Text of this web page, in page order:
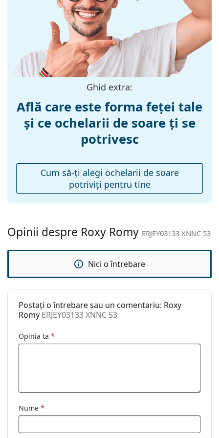
a găsi mai multe modele de la branduri populare.
Plastic
M
Lățimea ramei:
133 mm
140 mm
nazale:
Greutate:
125 g
Nu
Balama flexibilă:
Da
curățat:
Altele
Femei
Categorie:
Ochelari de soare
Brand:
Roxy
Utilizare:
Modă
Ghid extra:
Află care este forma feței tale
și ce ochelarii de soare ți se
potrivesc
Cum să-ţi alegi ochelarii de soare
potriviţi pentru tine
Opinii despre Roxy Romy ERJEY03133 XNNC 53
Nici o întrebare
Postați o întrebare sau un comentariu: Roxy
Romy ERJEY03133 XNNC 53
Opinia ta *
Nume *